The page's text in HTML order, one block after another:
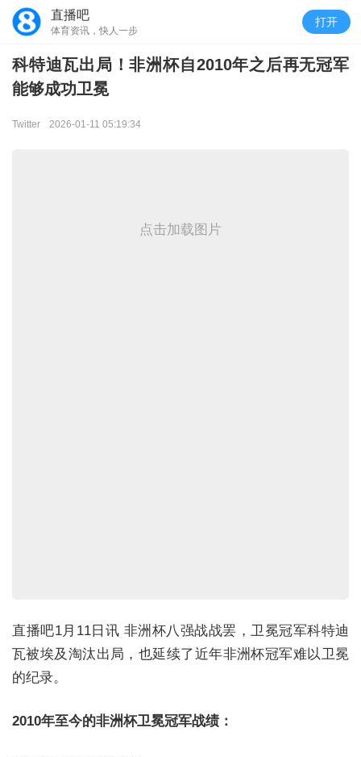
直播吧
体育资讯，快人一步
打开
科特迪瓦出局！非洲杯自2010年之后再无冠军
能够成功卫冕
Twitter 2026-01-11 05:19:34
点击加载图片
直播吧1月11日讯 非洲杯八强战战罢，卫冕冠军科特迪
瓦被埃及淘汰出局，也延续了近年非洲杯冠军难以卫冕
的纪录。
2010年至今的非洲杯卫冕冠军战绩：